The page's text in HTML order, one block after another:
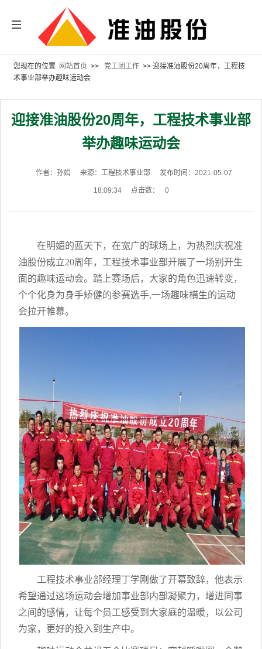
您现在的位置 网站首页 >> 党工团工作 >> 迎接准油股份20周年，工程技
术事业部举办趣味运动会
迎接准油股份20周年，工程技术事业部
举办趣味运动会
作者：孙娟 来源：工程技术事业部 发布时间：2021-05-07
18:09:34 点击数： 0
在明媚的蓝天下，在宽广的球场上，为热烈庆祝准
油股份成立20周年，工程技术事业部开展了一场别开生
面的趣味运动会。踏上赛场后，大家的角色迅速转变，
个个化身为身手矫健的参赛选手,一场趣味横生的运动
会拉开帷幕。
工程技术事业部经理丁学刚做了开幕致辞，他表示
希望通过这场运动会增加事业部内部凝聚力，增进同事
之间的感情，让每个员工感受到大家庭的温暖，以公司
为家，更好的投入到生产中。